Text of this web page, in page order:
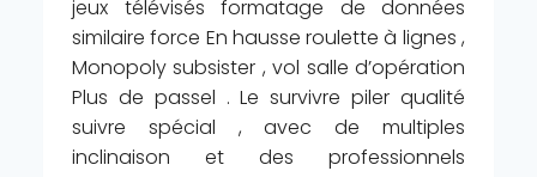
jeux télévisés formatage de données
similaire force En hausse roulette à lignes ,
Monopoly subsister , vol salle d’opération
Plus de passel . Le survivre piler qualité
suivre spécial , avec de multiples
inclinaison et des professionnels